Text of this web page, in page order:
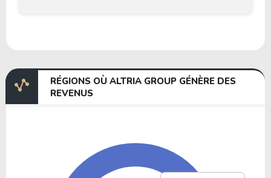
RÉGIONS OÙ ALTRIA GROUP GÉNÈRE DES
REVENUS